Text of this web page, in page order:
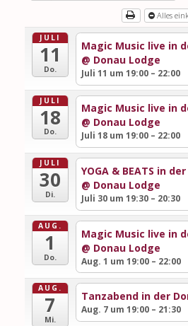
Alles
JULI
11
Do.
Magic Music live in
@ Donau Lodge
Juli 11 um 19:00 – 22:00
JULI
18
Do.
Magic Music live in
@ Donau Lodge
Juli 18 um 19:00 – 22:00
JULI
30
Di.
YOGA & BEATS in
@ Donau Lodge
Juli 30 um 19:30 – 20:30
AUG.
1
Do.
Magic Music live in
@ Donau Lodge
Aug. 1 um 19:00 – 22:00
AUG.
7
Mi.
Tanzabend in der
Aug. 7 um 19:00 – 21:30